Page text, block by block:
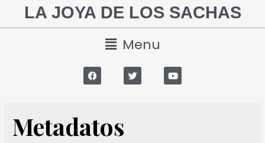
LA JOYA DE LOS SACHAS
Menu
Metadatos